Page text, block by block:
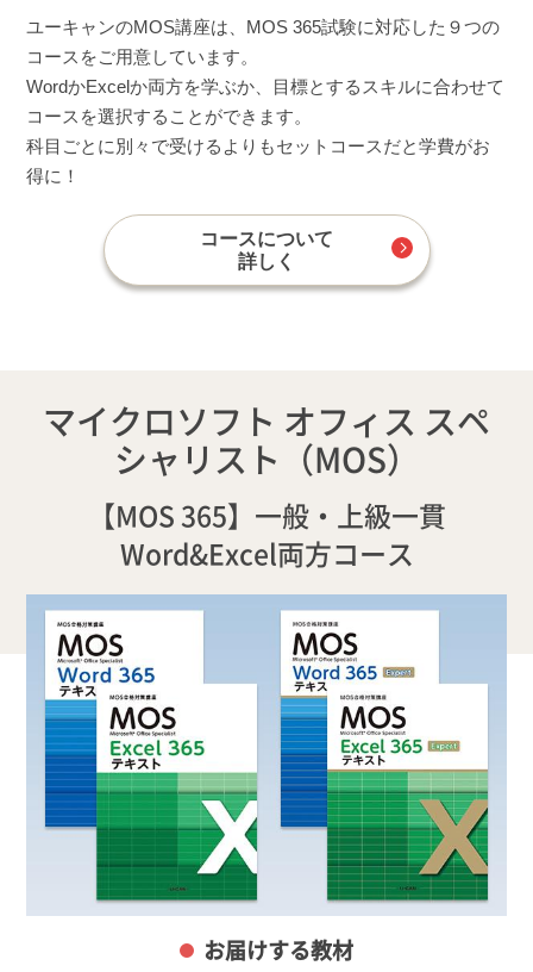
ユーキャンのMOS講座は、MOS 365試験に対応した９つの
コースをご用意しています。
WordかExcelか両方を学ぶか、目標とするスキルに合わせて
コースを選択することができます。
科目ごとに別々で受けるよりもセットコースだと学費がお
得に！
コースについて
詳しく
マイクロソフト オフィス スペ
シャリスト（MOS）
【MOS 365】一般・上級一貫
Word&Excel両方コース
お届けする教材